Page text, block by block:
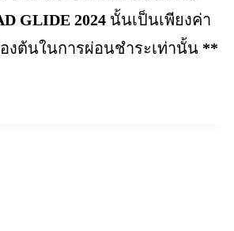
GLIDE 2024 นั้นเป็นเพียงค่า
งต้นในการผ่อนชำระเท่านั้น **